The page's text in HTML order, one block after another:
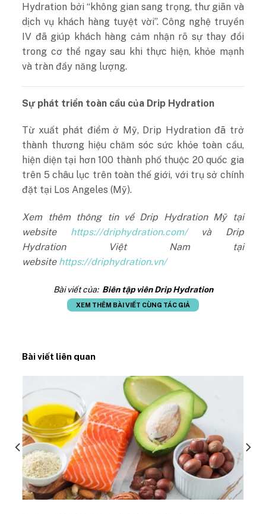
Hydration bởi “không gian sang trọng, thư giãn và
dịch vụ khách hàng tuyệt vời”. Công nghệ truyền
IV đã giúp khách hàng cảm nhận rõ sự thay đổi
trong cơ thể ngay sau khi thực hiện, khỏe mạnh
và tràn đầy năng lượng.
Sự phát triển toàn cầu của Drip Hydration
Từ xuất phát điểm ở Mỹ, Drip Hydration đã trở
thành thương hiệu chăm sóc sức khỏe toàn cầu,
hiện diện tại hơn 100 thành phố thuộc 20 quốc gia
trên 5 châu lục trên toàn thế giới, với trụ sở chính
đặt tại Los Angeles (Mỹ).
Xem thêm thông tin về Drip Hydration Mỹ tại
website https://driphydration.com/và Drip
Hydration Việt Nam tại
website https://driphydration.vn/
Bài viết của: Biên tập viên Drip Hydration
XEM THÊM BÀI VIẾT CÙNG TÁC GIẢ
Bài viết liên quan